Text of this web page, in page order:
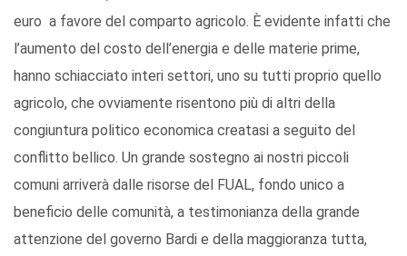
euro a favore del comparto agricolo. È evidente infatti che
l’aumento del costo dell’energia e delle materie prime,
hanno schiacciato interi settori, uno su tutti proprio quello
agricolo, che ovviamente risentono più di altri della
congiuntura politico economica creatasi a seguito del
conflitto bellico. Un grande sostegno ai nostri piccoli
comuni arriverà dalle risorse del FUAL, fondo unico a
beneficio delle comunità, a testimonianza della grande
attenzione del governo Bardi e della maggioranza tutta,